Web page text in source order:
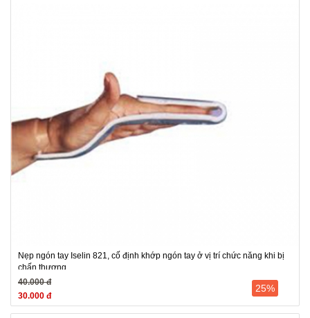
Nẹp ngón tay Iselin 821, cố định khớp ngón tay ở vị trí chức năng khi bị
chấn thương
40.000 đ
30.000 đ
25%